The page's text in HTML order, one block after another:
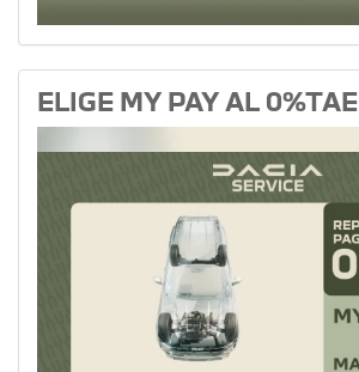
ELIGE MY PAY AL 0%TAE